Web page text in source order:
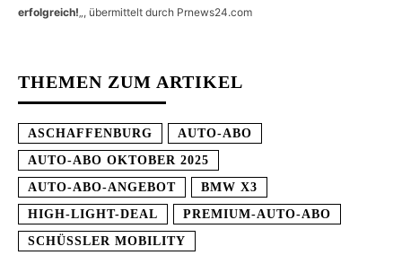
erfolgreich!„, übermittelt durch Prnews24.com
THEMEN ZUM ARTIKEL
ASCHAFFENBURG
AUTO-ABO
AUTO-ABO OKTOBER 2025
AUTO-ABO-ANGEBOT
BMW X3
HIGH-LIGHT-DEAL
PREMIUM-AUTO-ABO
SCHÜSSLER MOBILITY